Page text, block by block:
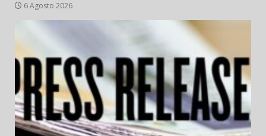
6 Agosto 2026